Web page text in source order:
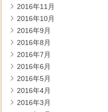
2016年11月
2016年10月
2016年9月
2016年8月
2016年7月
2016年6月
2016年5月
2016年4月
2016年3月